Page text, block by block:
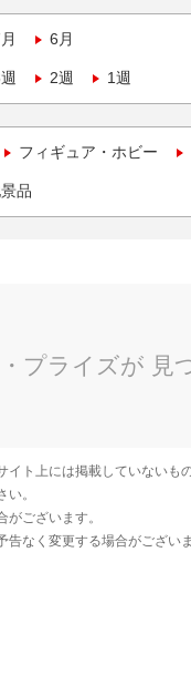
6月
2週 1週
フィギュア・ホビー
品